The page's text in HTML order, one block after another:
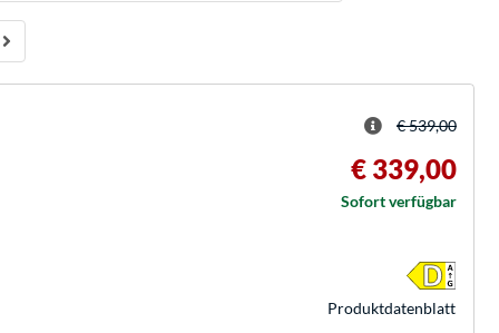
€ 539,00
€ 339,00
Sofort verfügbar
Produkt­datenblatt